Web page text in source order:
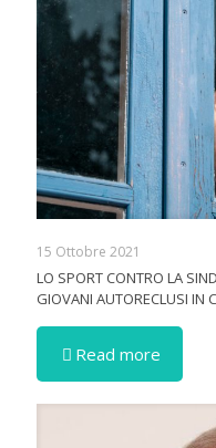
15 Ottobre 2021
LO SPORT CONTRO LA
GIOVANI AUTORECLUSI IN
Read more